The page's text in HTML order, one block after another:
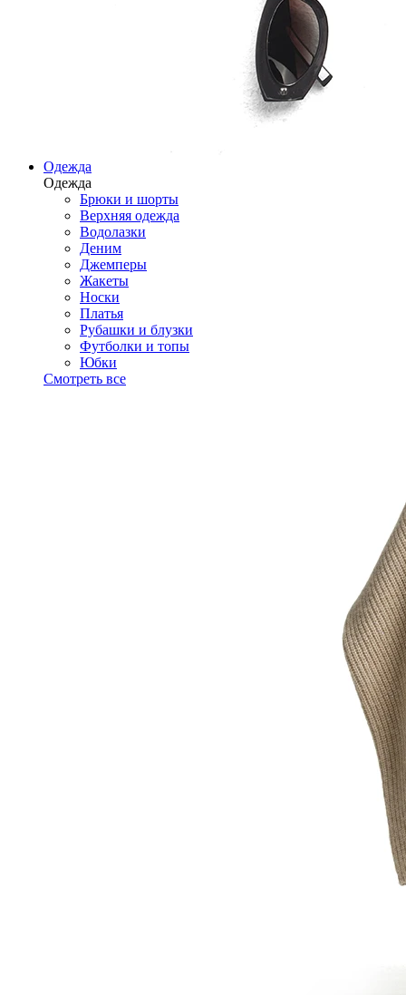
Одежда
Одежда
Брюки и шорты
Верхняя одежда
Водолазки
Деним
Джемперы
Жакеты
Носки
Платья
Рубашки и блузки
Футболки и топы
Юбки
Смотреть все